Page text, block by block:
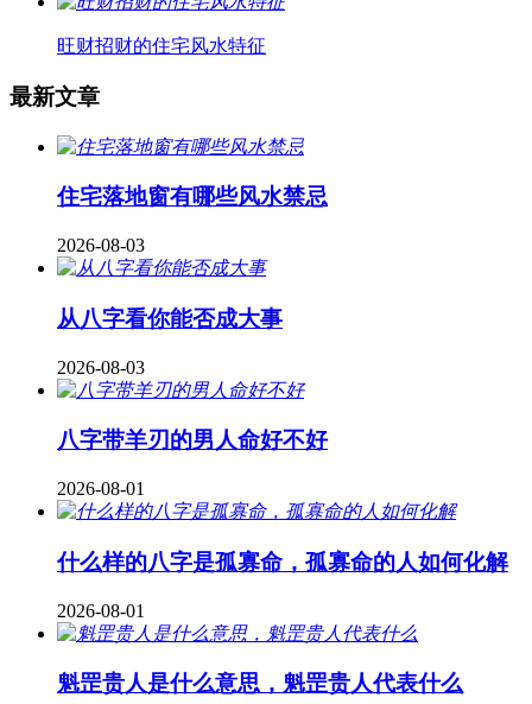
旺财招财的住宅风水特征
最新文章
住宅落地窗有哪些风水禁忌
2026-08-03
从八字看你能否成大事
2026-08-03
八字带羊刃的男人命好不好
2026-08-01
什么样的八字是孤寡命，孤寡命的人如何化解
2026-08-01
魁罡贵人是什么意思，魁罡贵人代表什么